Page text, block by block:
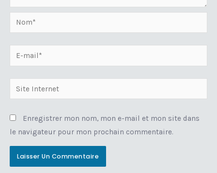
Nom*
mail*
Site
Internet
Enregistrer mon nom, mon e-mail et mon site dans
le navigateur pour mon prochain commentaire.